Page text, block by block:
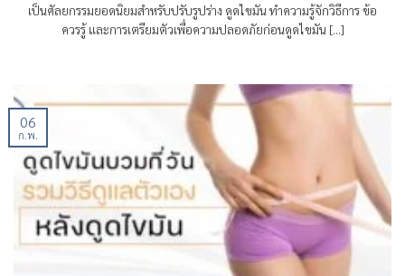
เป็นศัลยกรรมยอดนิยมสำหรับปรับรูปร่าง ดูดไขมัน ทำความรู้จักวิธีการ ข้อ
ควรรู้ และการเตรียมตัวเพื่อความปลอดภัยก่อนดูดไขมัน [...]
06
ก.พ.